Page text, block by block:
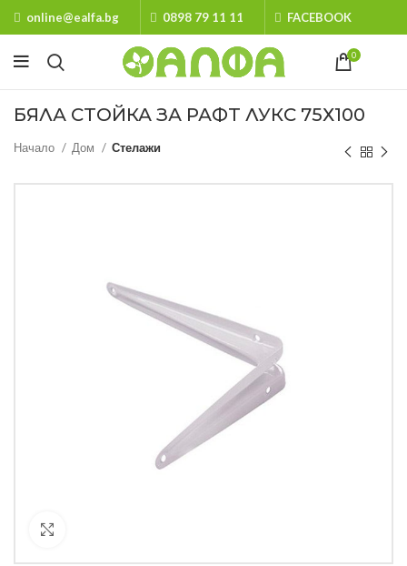
online@ealfa.bg 0898 79 11 11 FACEBOOK
0
БЯЛА СТОЙКА ЗА РАФТ ЛУКС 75Х100
Начало Дом Стелажи